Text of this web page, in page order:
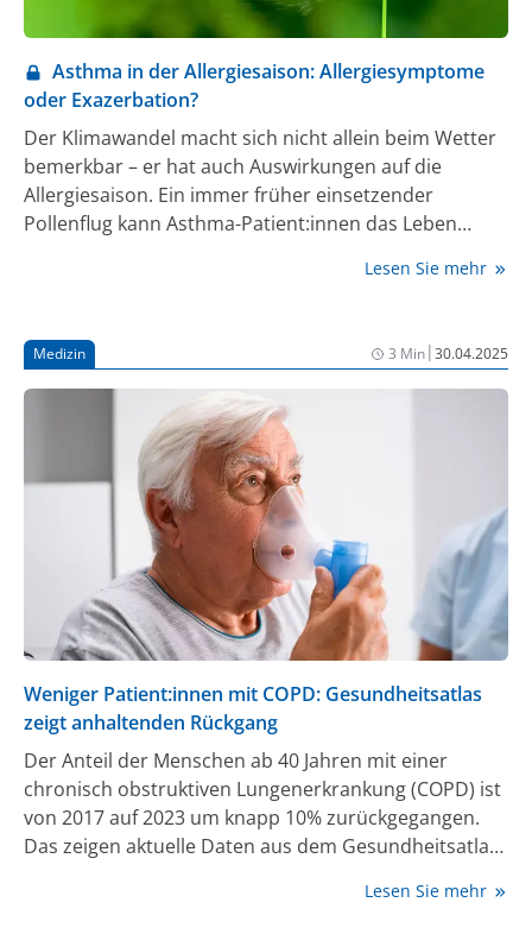
Asthma in der Allergiesaison: Allergiesymptome
oder Exazerbation?
Der Klimawandel macht sich nicht allein beim Wetter
bemerkbar – er hat auch Auswirkungen auf die
Allergiesaison. Ein immer früher einsetzender
Pollenflug kann Asthma-Patient:innen das Leben
allergische Symptome, die die Betroffenen belasten?
Differenzierung kann herausfordernd sein.
Lesen Sie mehr
Medizin 3 Min|30.04.2025
Weniger Patient:innen mit COPD: Gesundheitsatlas
zeigt anhaltenden Rückgang
Der Anteil der Menschen ab 40 Jahren mit einer
chronisch obstruktiven Lungenerkrankung (COPD) ist
von 2017 auf 2023 um knapp 10% zurückgegangen.
Das zeigen aktuelle Daten aus dem Gesundheitsatlas
Lesen Sie mehr